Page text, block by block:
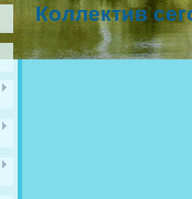
Коллектив